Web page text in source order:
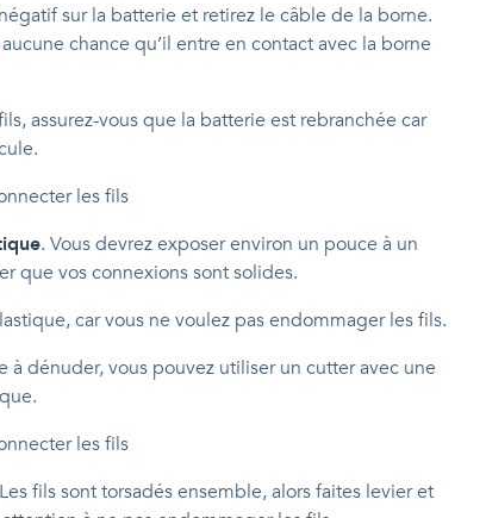
sur la batterie et retirez le câble de la borne.
chance qu’il entre en contact avec la borne
assurez-vous que la batterie est rebranchée car
. Vous devrez exposer environ un pouce à un
que vos connexions sont solides.
car vous ne voulez pas endommager les fils.
à dénuder, vous pouvez utiliser un cutter avec une
fils sont torsadés ensemble, alors faites levier et